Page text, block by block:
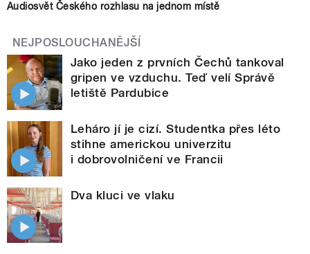
Audiosvět Českého rozhlasu na jednom místě
NEJPOSLOUCHANĚJŠÍ
Jako jeden z prvních Čechů tankoval
gripen ve vzduchu. Teď velí Správě
letiště Pardubice
Leháro jí je cizí. Studentka přes léto
stihne americkou univerzitu
i dobrovolničení ve Francii
Dva kluci ve vlaku